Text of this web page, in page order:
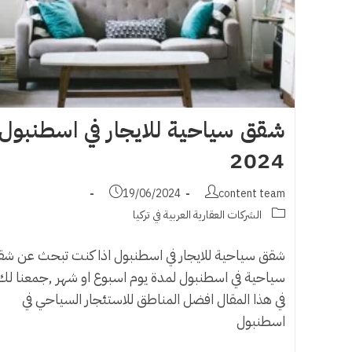
شقق سياحية للايجار في
2024
Post
author:
content team
Post
published:
19/06/2024
Post
الشركات العقارية العربية في تركيا
شقق سياحية للايجار في اسطنبول اذا كنت تبحث عن
سياحية في اسطنبول لمدة يوم اسبوع او شهر ,جمعنا
في هذا المقال افضل المناطق للاستئجار السياحي في
اسطنبول